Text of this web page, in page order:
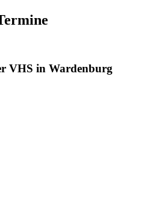
VHS in Wardenburg